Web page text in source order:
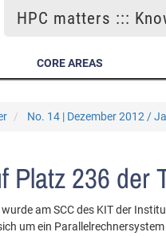
HPC matters :::
CORE AREAS
No. 14 | Dezember 2012 /
Platz 236 der
am SCC des KIT der
um ein